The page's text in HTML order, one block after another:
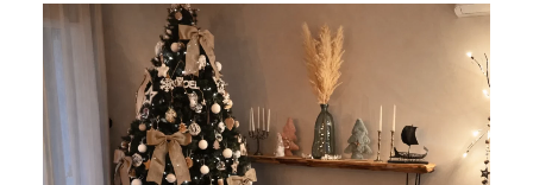
Plage
de
prix :
2
190 €
à
2
790 €